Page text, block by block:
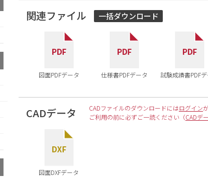
関連ファイル
図面PDFデータ 仕様書PDFデータ 試験成績書PDF
一括ダウンロード
CADデータ CADファイルのダウンロードにはログイン
ご利用の前に必ずご一読ください（CADデ
図面DXFデータ